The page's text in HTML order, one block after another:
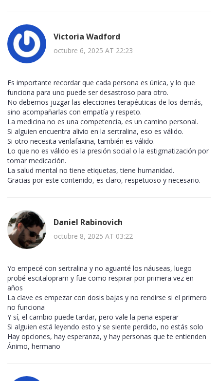
Victoria Wadford
octubre 6, 2025 AT 22:23
Es importante recordar que cada persona es única, y lo que
funciona para uno puede ser desastroso para otro.
No debemos juzgar las elecciones terapéuticas de los demás,
sino acompañarlas con empatía y respeto.
La medicina no es una competencia, es un camino personal.
Si alguien encuentra alivio en la sertralina, eso es válido.
Si otro necesita venlafaxina, también es válido.
Lo que no es válido es la presión social o la estigmatización por
tomar medicación.
La salud mental no tiene etiquetas, tiene humanidad.
Gracias por este contenido, es claro, respetuoso y necesario.
Daniel Rabinovich
octubre 8, 2025 AT 03:22
Yo empecé con sertralina y no aguanté los náuseas, luego
probé escitalopram y fue como respirar por primera vez en
años
La clave es empezar con dosis bajas y no rendirse si el primero
no funciona
Y sí, el cambio puede tardar, pero vale la pena esperar
Si alguien está leyendo esto y se siente perdido, no estás solo
Hay opciones, hay esperanza, y hay personas que te entienden
Ánimo, hermano